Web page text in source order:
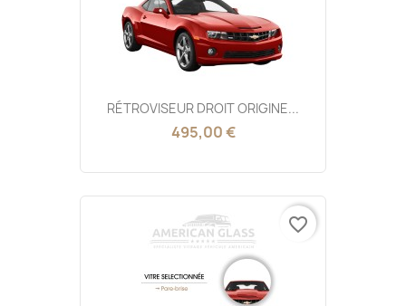
RÉTROVISEUR DROIT ORIGINE...
495,00 €
favorite_border